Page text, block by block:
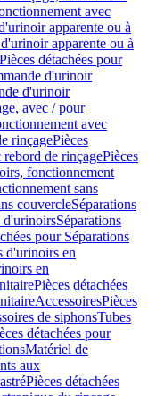
avec
apparente ou à
apparente ou à
Pièces détachées pour
d'urinoir
d'urinoir
avec / pour
avec
rinçagePièces
rebord de rinçagePièces
fonctionnement
sans
couvercleSéparations
d'urinoirsSéparations
pour Séparations
d'urinoirs en
en
Pièces détachées
AccessoiresPièces
de siphonsTubes
détachées pour
Matériel de
aux
Pièces détachées